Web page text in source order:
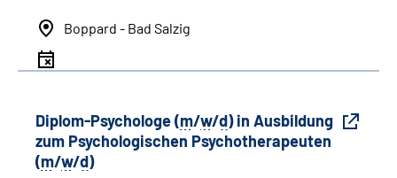
Boppard - Bad Salzig
Diplom-Psychologe (m/w/d) in Ausbildung
zum Psychologischen Psychotherapeuten
(m/w/d)